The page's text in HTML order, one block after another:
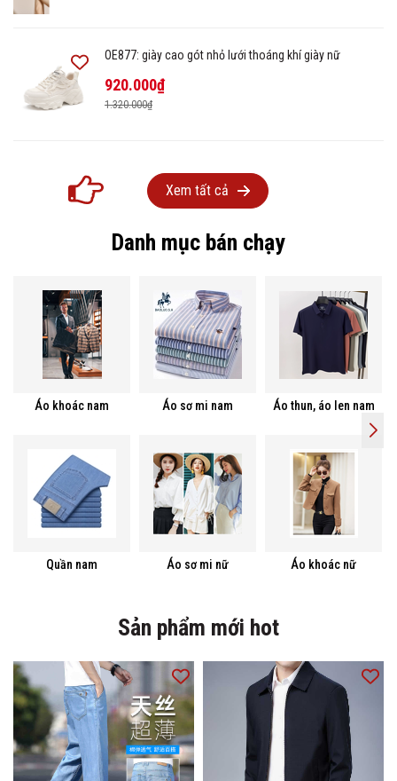
OE877: giày cao gót nhỏ lưới thoáng khí giày nữ
920.000₫
1.320.000₫
Xem tất cả
Danh mục bán chạy
Áo khoác nam Áo sơ mi nam Áo thun, áo len nam
Quần nam Áo sơ mi nữ Áo khoác nữ
Sản phẩm mới hot